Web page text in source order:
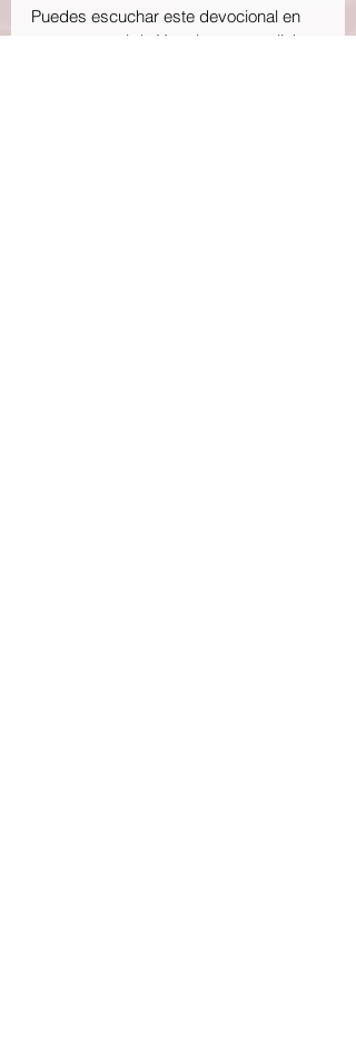
Puedes escuchar este devocional en
nuestro canal de Youtube en este link: